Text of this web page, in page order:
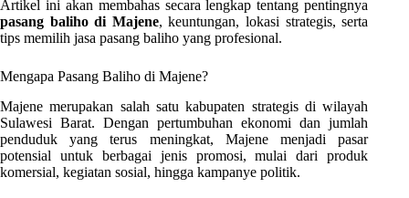
Artikel ini akan membahas secara lengkap tentang pentingnya
pasang baliho di Majene, keuntungan, lokasi strategis, serta
tips memilih jasa pasang baliho yang profesional.
Mengapa Pasang Baliho di Majene?
Majene merupakan salah satu kabupaten strategis di wilayah
Sulawesi Barat. Dengan pertumbuhan ekonomi dan jumlah
penduduk yang terus meningkat, Majene menjadi pasar
potensial untuk berbagai jenis promosi, mulai dari produk
komersial, kegiatan sosial, hingga kampanye politik.